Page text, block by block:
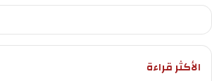
الأكثر قراءة